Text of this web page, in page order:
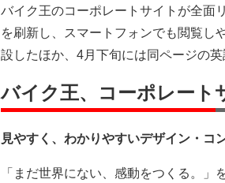
バイク王のコーポレートサイトが全面
を刷新し、スマートフォンでも閲覧し
設したほか、4月下旬には同ページの
バイク王、コーポレート
見やすく、わかりやすいデザイン・コ
「まだ世界にない、感動をつくる。